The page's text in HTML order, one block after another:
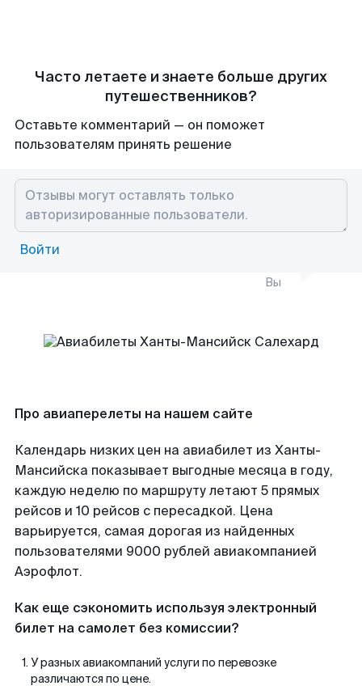
Часто летаете и знаете больше других
путешественников?
Оставьте комментарий — он поможет
пользователям принять решение
Войти
Вы
Про авиаперелеты на нашем сайте
Календарь низких цен на авиабилет из Ханты-
Мансийска показывает выгодные месяца в году,
каждую неделю по маршруту летают 5 прямых
рейсов и 10 рейсов с пересадкой. Цена
варьируется, самая дорогая из найденных
пользователями 9000 рублей авиакомпанией
Аэрофлот.
Как еще сэкономить используя электронный
билет на самолет без комиссии?
У разных авиакомпаний услуги по перевозке
различаются по цене.